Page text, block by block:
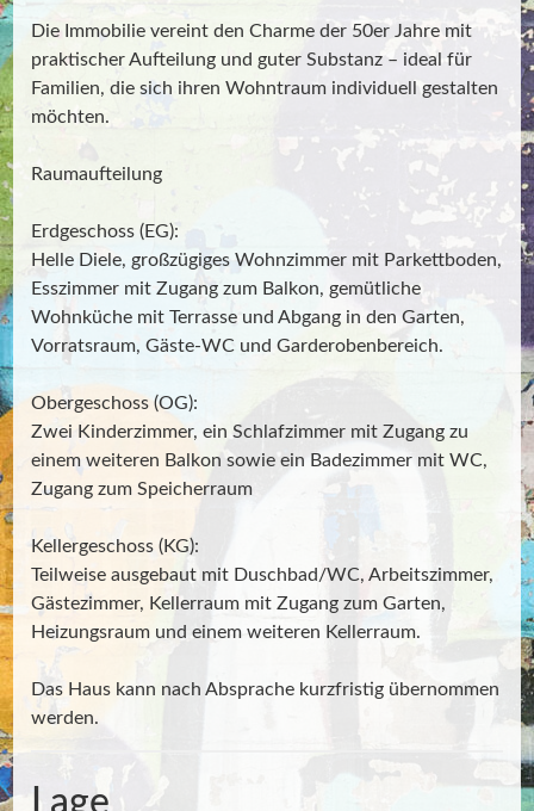
Die Immobilie vereint den Charme der 50er Jahre mit
praktischer Aufteilung und guter Substanz – ideal für
Familien, die sich ihren Wohntraum individuell gestalten
möchten.
Raumaufteilung
Erdgeschoss (EG):
Helle Diele, großzügiges Wohnzimmer mit Parkettboden,
Esszimmer mit Zugang zum Balkon, gemütliche
Wohnküche mit Terrasse und Abgang in den Garten,
Vorratsraum, Gäste-WC und Garderobenbereich.
Obergeschoss (OG):
Zwei Kinderzimmer, ein Schlafzimmer mit Zugang zu
einem weiteren Balkon sowie ein Badezimmer mit WC,
Zugang zum Speicherraum
Kellergeschoss (KG):
Teilweise ausgebaut mit Duschbad/WC, Arbeitszimmer,
Gästezimmer, Kellerraum mit Zugang zum Garten,
Heizungsraum und einem weiteren Kellerraum.
Das Haus kann nach Absprache kurzfristig übernommen
werden.
Lage